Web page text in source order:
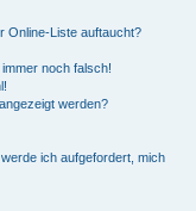
Online-Liste auftaucht?
noch falsch!
werden?
ich aufgefordert, mich